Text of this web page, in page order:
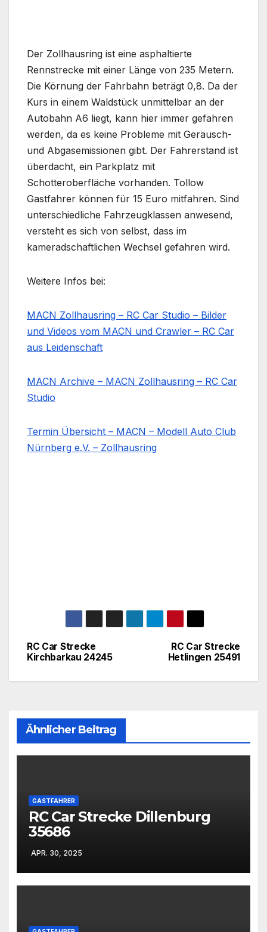
Der Zollhausring ist eine asphaltierte
Rennstrecke mit einer Länge von 235 Metern.
Die Körnung der Fahrbahn beträgt 0,8. Da der
Kurs in einem Waldstück unmittelbar an der
Autobahn A6 liegt, kann hier immer gefahren
werden, da es keine Probleme mit Geräusch-
und Abgasemissionen gibt. Der Fahrerstand ist
überdacht, ein Parkplatz mit
Schotteroberfläche vorhanden. Tollow
Gastfahrer können für 15 Euro mitfahren. Sind
unterschiedliche Fahrzeugklassen anwesend,
versteht es sich von selbst, dass im
kameradschaftlichen Wechsel gefahren wird.
Weitere Infos bei:
MACN Zollhausring – RC Car Studio – Bilder
und Videos vom MACN und Crawler – RC Car
aus Leidenschaft
MACN Archive – MACN Zollhausring – RC Car
Studio
Termin Übersicht – MACN – Modell Auto Club
Nürnberg e.V. – Zollhausring
BeitragsnavigationRC Car Strecke
Hetlingen 25491
RC Car Strecke
Kirchbarkau 24245
Ähnlicher Beitrag
GASTFAHRER
RC Car Strecke Dillenburg
35686
APR. 30, 2025